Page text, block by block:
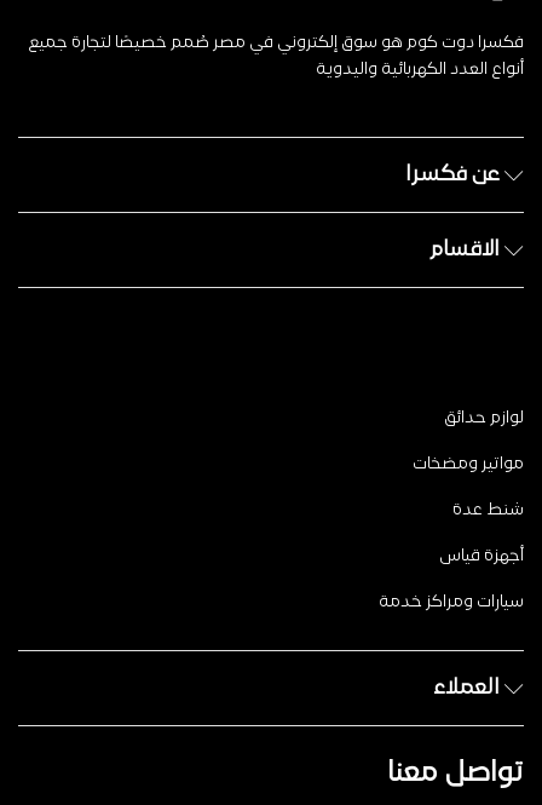
فكسرا دوت كوم هو سوق إلكتروني في مصر صُمم خصيصًا لتجارة جميع
أنواع العدد الكهربائية واليدوية
عن فكسرا
الاقسام
لوازم حدائق
مواتير ومضخات
شنط عدة
أجهزة قياس
سيارات ومراكز خدمة
العملاء
تواصل معنا